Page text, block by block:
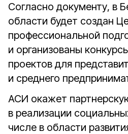
Согласно документу, в
области будет создан
профессиональной
и организованы
проектов для
и среднего
АСИ окажет
в реализации
числе в области